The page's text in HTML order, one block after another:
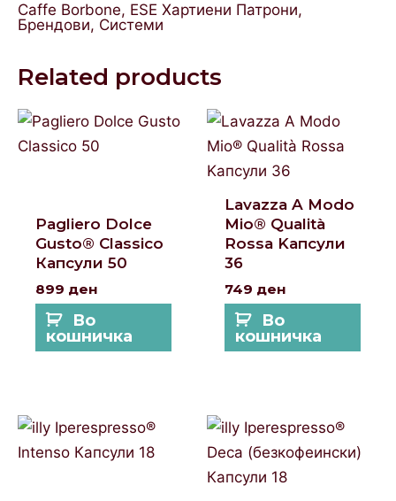
Caffe Borbone, ESE Хартиени Патрони,
Брендови, Системи
Related products
Pagliero Dolce
Gusto® Classico
Капсули 50
899 ден
Во
кошничка
Lavazza A Modo
Mio® Qualità
Rossa Kапсули
36
749 ден
Во
кошничка